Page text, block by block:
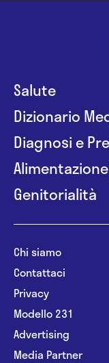
Salute
Dizionario
Diagnosi e
Alimentazione
Genitorialità
Chi siamo
Contattaci
Privacy
Modello 231
Advertising
Media Partner